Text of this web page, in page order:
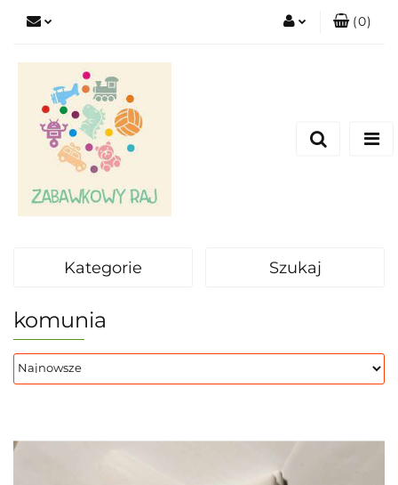
(0)
Kategorie Szukaj
komunia